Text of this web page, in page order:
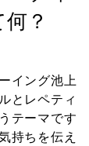
？
イング池上
とレペティ
テーマです
持ちを伝え